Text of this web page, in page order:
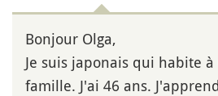
Bonjour Olga,
Je suis japonais qui habite à
famille. J'ai 46 ans.